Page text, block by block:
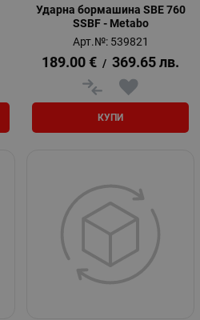
Ударна бормашина SBE 760
SSBF - Metabo
Арт.№: 539821
189.00 € / 369.65 лв.
КУПИ